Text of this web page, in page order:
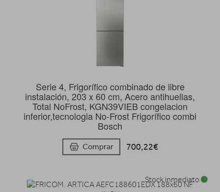
Serie 4, Frigorífico combinado de libre
instalación, 203 x 60 cm, Acero antihuellas,
Total NoFrost, KGN39VIEB congelacion
inferior,tecnologia No-Frost Frigorífico combi
Bosch
Comprar 700,22€
Stock inmediato